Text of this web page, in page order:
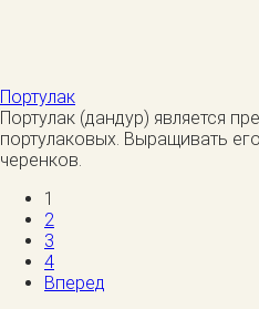
Портулак
Портулак (дандур) является
портулаковых. Выращивать
черенков.
1
2
3
4
Вперед